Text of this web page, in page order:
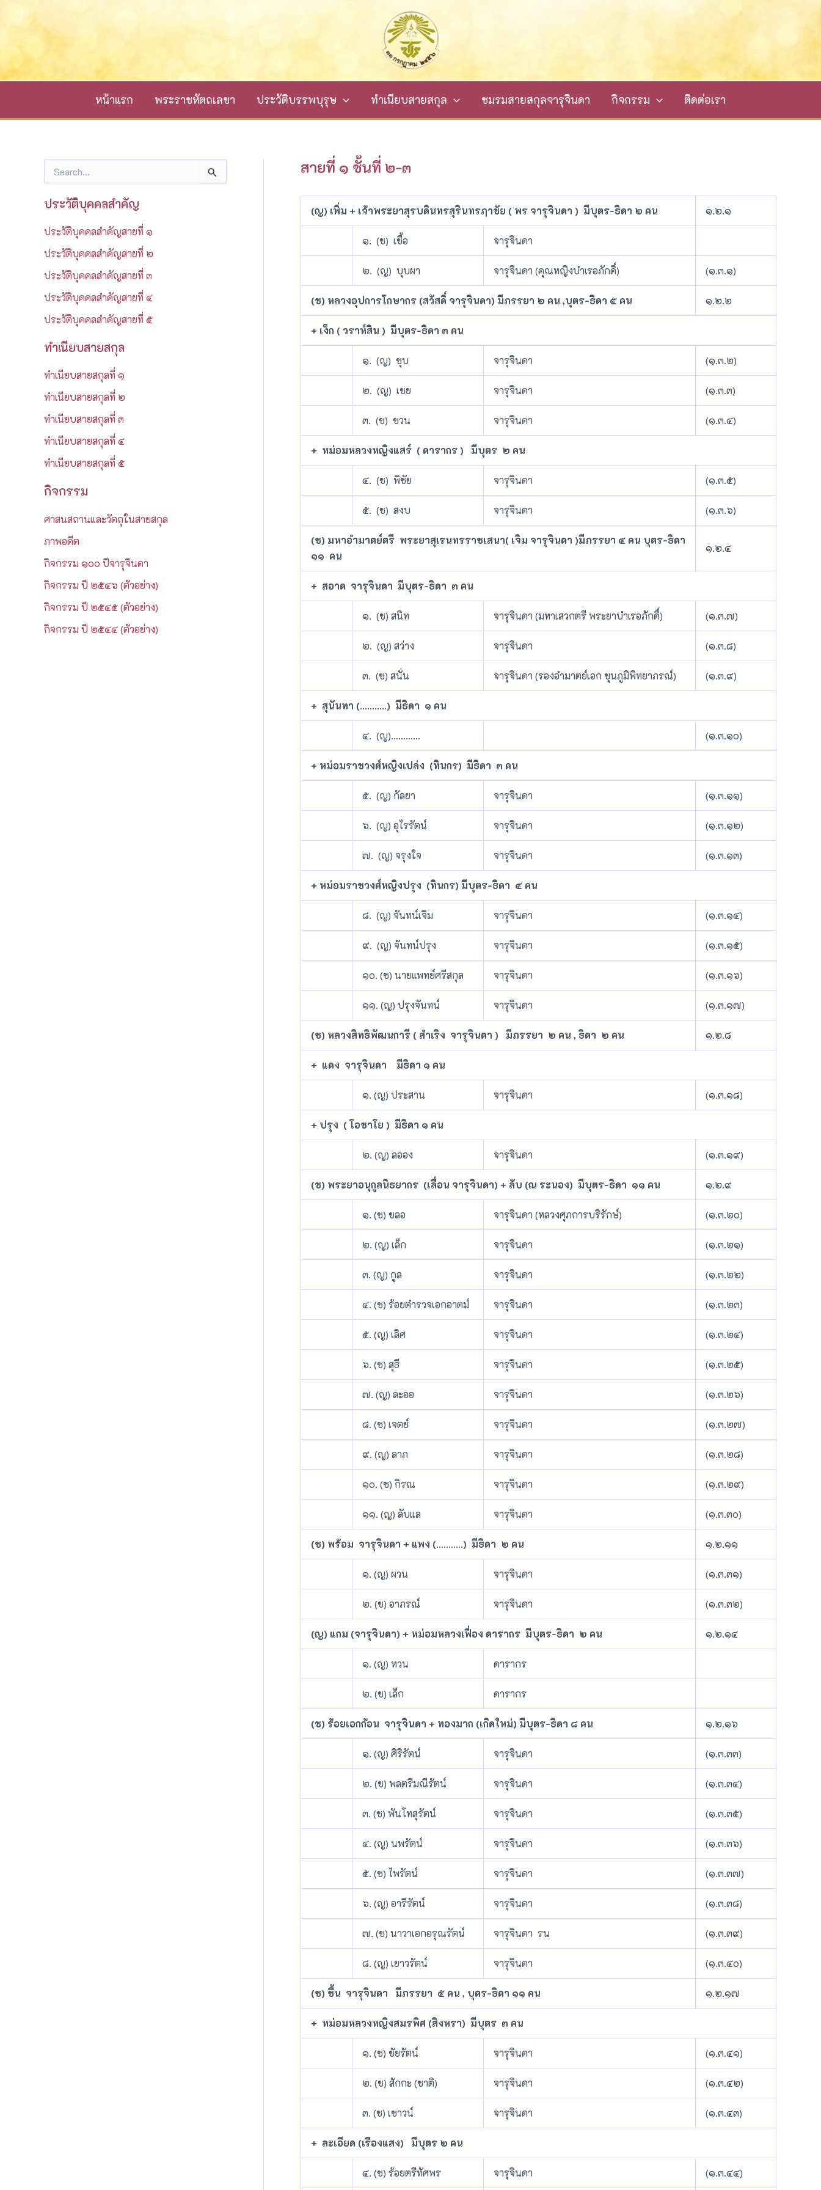
หน้าแรก พระราชหัตถเลขา ประวัติบรรพบุรุษ ทำเนียบสายสกุล ชมรมสายสกุลจารุจินดา กิจกรรม ติดต่อเรา
e
r
h
o
:
ประวัติบุคคลสำคัญ
ประวัติบุคคลสำคัญสายที่ ๑
ประวัติบุคคลสำคัญสายที่ ๒
ประวัติบุคคลสำคัญสายที่ ๓
ประวัติบุคคลสำคัญสายที่ ๔
ประวัติบุคคลสำคัญสายที่ ๕
ทำเนียบสายสกุล
ทำเนียบสายสกุลที่ ๑
ทำเนียบสายสกุลที่ ๒
ทำเนียบสายสกุลที่ ๓
ทำเนียบสายสกุลที่ ๔
ทำเนียบสายสกุลที่ ๕
กิจกรรม
ศาสนสถานและวัตถุในสายสกุล
ภาพอดีต
กิจกรรม ๑๐๐ ปีจารุจินดา
กิจกรรม ปี ๒๕๔๖ (ตัวอย่าง)
กิจกรรม ปี ๒๕๔๕ (ตัวอย่าง)
กิจกรรม ปี ๒๕๔๔ (ตัวอย่าง)
สายที่ ๑ ชั้นที่ ๒-๓
(ญ) เพิ่ม + เจ้าพระยาสุรบดินทรสุรินทรฦาชัย ( พร จารุจินดา ) มีบุตร-ธิดา ๒ คน ๑.๒.๑
๑. (ช) เชื้อ จารุจินดา
๒. (ญ) บุบผา จารุจินดา (คุณหญิงบำเรอภักดิ์) (๑.๓.๑)
(ช) หลวงอุปการโกษากร (สวัสดิ์ จารุจินดา) มีภรรยา ๒ คน ,บุตร-ธิดา ๕ คน ๑.๒.๒
+ เง็ก ( วราห์สิน ) มีบุตร-ธิดา ๓ คน
๑. (ญ) ชุบ จารุจินดา (๑.๓.๒)
๒. (ญ) เชย จารุจินดา (๑.๓.๓)
๓. (ช) ชวน จารุจินดา (๑.๓.๔)
+ หม่อมหลวงหญิงแสร์ ( ดารากร ) มีบุตร ๒ คน
๔. (ช) พิชัย จารุจินดา (๑.๓.๕)
๕. (ช) สงบ จารุจินดา (๑.๓.๖)
(ช) มหาอำมาตย์ตรี พระยาสุเรนทรราชเสนา( เจิม จารุจินดา )มีภรรยา ๔ คน บุตร-ธิดา
๑๑ คน
๑.๒.๔
+ สอาด จารุจินดา มีบุตร-ธิดา ๓ คน
๑. (ช) สนิท จารุจินดา (มหาเสวกตรี พระยาบำเรอภักดิ์) (๑.๓.๗)
๒. (ญ) สว่าง จารุจินดา (๑.๓.๘)
๓. (ช) สนั่น จารุจินดา (รองอำมาตย์เอก ขุนภูมิพิทยาภรณ์) (๑.๓.๙)
+ สุนันทา (………..) มีธิดา ๑ คน
๔. (ญ)………… (๑.๓.๑๐)
+ หม่อมราชวงศ์หญิงเปล่ง (ทินกร) มีธิดา ๓ คน
๕. (ญ) กัลยา จารุจินดา (๑.๓.๑๑)
๖. (ญ) อุไรรัตน์ จารุจินดา (๑.๓.๑๒)
๗. (ญ) จรุงใจ จารุจินดา (๑.๓.๑๓)
+ หม่อมราชวงศ์หญิงปรุง (ทินกร) มีบุตร-ธิดา ๔ คน
๘. (ญ) จันทน์เจิม จารุจินดา (๑.๓.๑๔)
๙. (ญ) จันทน์ปรุง จารุจินดา (๑.๓.๑๕)
๑๐. (ช) นายแพทย์ศรีสกุล จารุจินดา (๑.๓.๑๖)
๑๑. (ญ) ปรุงจันทน์ จารุจินดา (๑.๓.๑๗)
(ช) หลวงสิทธิพัฒนการี ( สำเริง จารุจินดา ) มีภรรยา ๒ คน , ธิดา ๒ คน ๑.๒.๘
+ แดง จารุจินดา มีธิดา ๑ คน
๑. (ญ) ประสาน จารุจินดา (๑.๓.๑๘)
+ ปรุง ( โอชาโย ) มีธิดา ๑ คน
๒. (ญ) ลออง จารุจินดา (๑.๓.๑๙)
(ช) พระยาอนุกูลนิธยากร (เลื่อน จารุจินดา) + ลับ (ณ ระนอง) มีบุตร-ธิดา ๑๑ คน ๑.๒.๙
๑. (ช) ชลอ จารุจินดา (หลวงศุภการบริรักษ์) (๑.๓.๒๐)
๒. (ญ) เล็ก จารุจินดา (๑.๓.๒๑)
๓. (ญ) กูล จารุจินดา (๑.๓.๒๒)
๔. (ช) ร้อยตำรวจเอกอาตม์ จารุจินดา (๑.๓.๒๓)
๕. (ญ) เลิศ จารุจินดา (๑.๓.๒๔)
๖. (ช) สุธี จารุจินดา (๑.๓.๒๕)
๗. (ญ) ละออ จารุจินดา (๑.๓.๒๖)
๘. (ช) เจตย์ จารุจินดา (๑.๓.๒๗)
๙. (ญ) ลาภ จารุจินดา (๑.๓.๒๘)
๑๐. (ช) กิรณ จารุจินดา (๑.๓.๒๙)
๑๑. (ญ) ลับแล จารุจินดา (๑.๓.๓๐)
(ช) พร้อม จารุจินดา + แพง (………..) มีธิดา ๒ คน ๑.๒.๑๑
๑. (ญ) ผวน จารุจินดา (๑.๓.๓๑)
๒. (ช) อาภรณ์ จารุจินดา (๑.๓.๓๒)
(ญ) แกม (จารุจินดา) + หม่อมหลวงเฟื่อง ดารากร มีบุตร-ธิดา ๒ คน ๑.๒.๑๔
๑. (ญ) หวน ดารากร
๒. (ช) เล็ก ดารากร
(ช) ร้อยเอกก้อน จารุจินดา + ทองมาก (เกิดใหม่) มีบุตร-ธิดา ๘ คน ๑.๒.๑๖
๑. (ญ) ศิริรัตน์ จารุจินดา (๑.๓.๓๓)
๒. (ช) พลตรีมณีรัตน์ จารุจินดา (๑.๓.๓๔)
๓. (ช) พันโทสุรัตน์ จารุจินดา (๑.๓.๓๕)
๔. (ญ) นพรัตน์ จารุจินดา (๑.๓.๓๖)
๕. (ช) ไพรัตน์ จารุจินดา (๑.๓.๓๗)
๖. (ญ) อารีรัตน์ จารุจินดา (๑.๓.๓๘)
๗. (ช) นาวาเอกอรุณรัตน์ จารุจินดา รน (๑.๓.๓๙)
๘. (ญ) เยาวรัตน์ จารุจินดา (๑.๓.๔๐)
(ช) ชื้น จารุจินดา มีภรรยา ๕ คน , บุตร-ธิดา ๑๑ คน ๑.๒.๑๗
+ หม่อมหลวงหญิงสมรพิศ (สิงหรา) มีบุตร ๓ คน
๑. (ช) ชัยรัตน์ จารุจินดา (๑.๓.๔๑)
๒. (ช) สักกะ (ชาติ) จารุจินดา (๑.๓.๔๒)
๓. (ช) เชาวน์ จารุจินดา (๑.๓.๔๓)
+ ละเอียด (เรืองแสง) มีบุตร ๒ คน
๔. (ช) ร้อยตรีทัศพร จารุจินดา (๑.๓.๔๔)